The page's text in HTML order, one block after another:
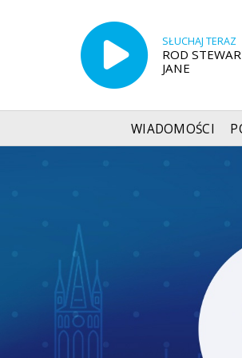
SŁUCHAJ TERAZ
ROD
JANE
WIADOMOŚCI